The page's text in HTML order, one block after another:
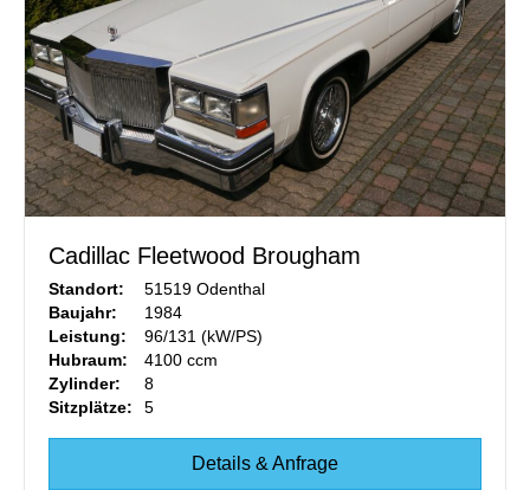
Cadillac Fleetwood Brougham
Standort:
51519 Odenthal
Baujahr:
1984
Leistung:
96/131 (kW/PS)
Hubraum:
4100 ccm
Zylinder:
8
Sitzplätze:
5
Details & Anfrage